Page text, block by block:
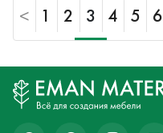
< 1 2 3 4 5 6